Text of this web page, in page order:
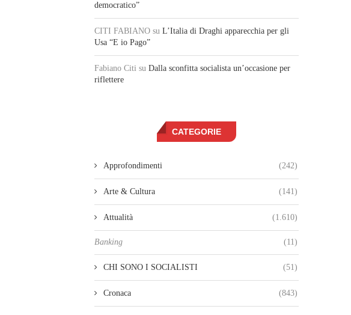
democratico”
CITI FABIANO su L’Italia di Draghi apparecchia per gli
Usa “E io Pago”
Fabiano Citi su Dalla sconfitta socialista un’occasione per
riflettere
CATEGORIE
Approfondimenti (242)
Arte & Cultura (141)
Attualità (1.610)
Banking (11)
CHI SONO I SOCIALISTI (51)
Cronaca (843)